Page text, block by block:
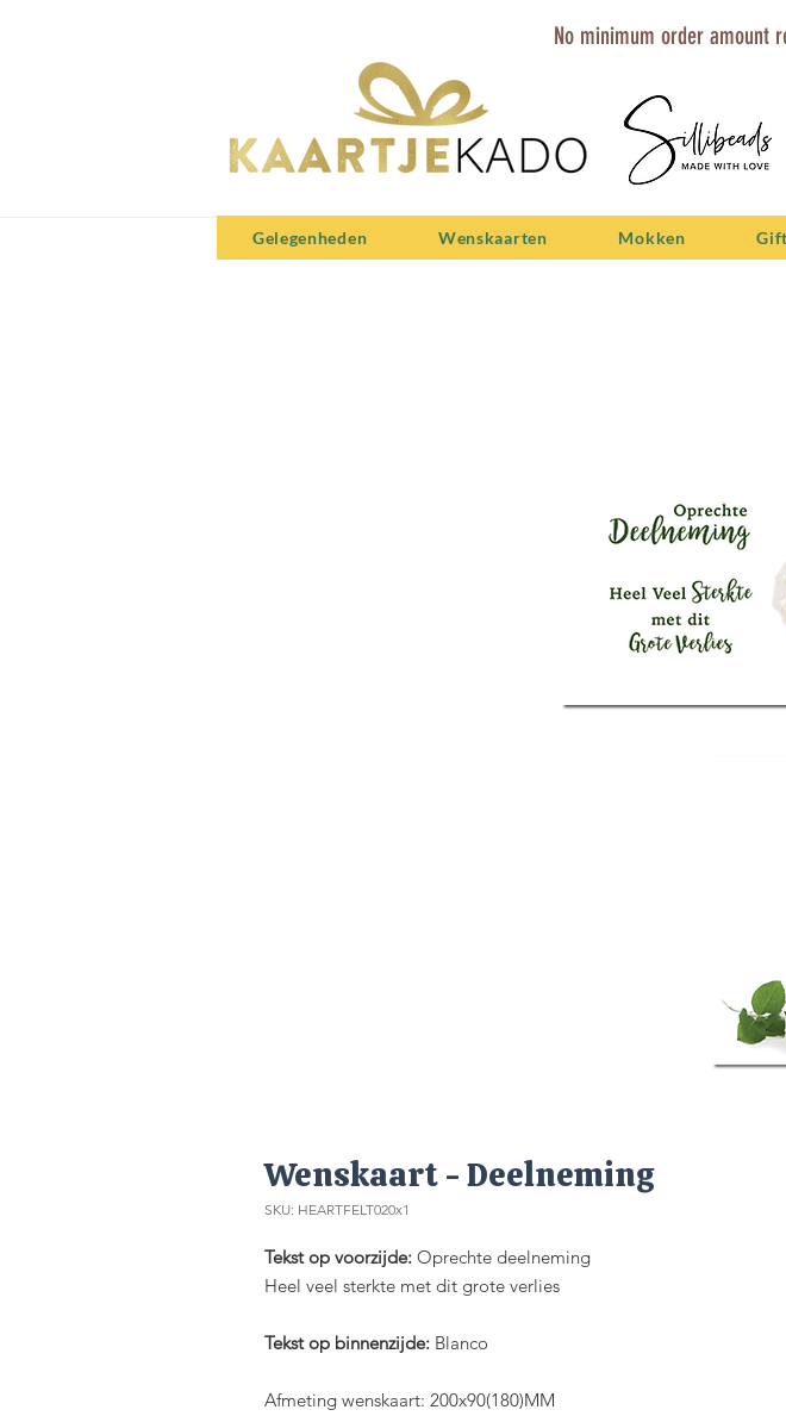
No minimum order amount
Gelegenheden Wenskaarten Mokken
Wenskaart - Deelneming
SKU: HEARTFELT020x1
Tekst op voorzijde: Oprechte deelneming
Heel veel sterkte met dit grote verlies
Tekst op binnenzijde: Blanco
Afmeting wenskaart: 200x90(180)MM